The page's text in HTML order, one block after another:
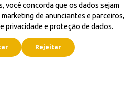
você concorda que os dados sejam
de anunciantes e parceiros,
privacidade e proteção de dados.
Rejeitar